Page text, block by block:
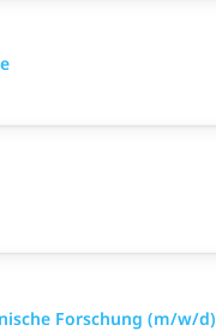
Forschung (m/w/d)